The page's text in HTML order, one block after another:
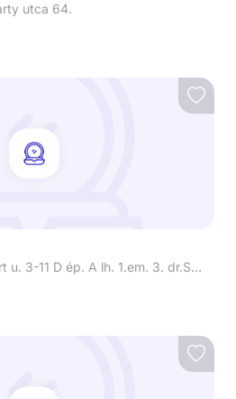
utca 64.
1223 Budapest Rózsakert u. 3-11 D ép. A lh. 1.em. 3. dr.Szőcs Hajnal bőrgyógyász főorvosnő rendelője